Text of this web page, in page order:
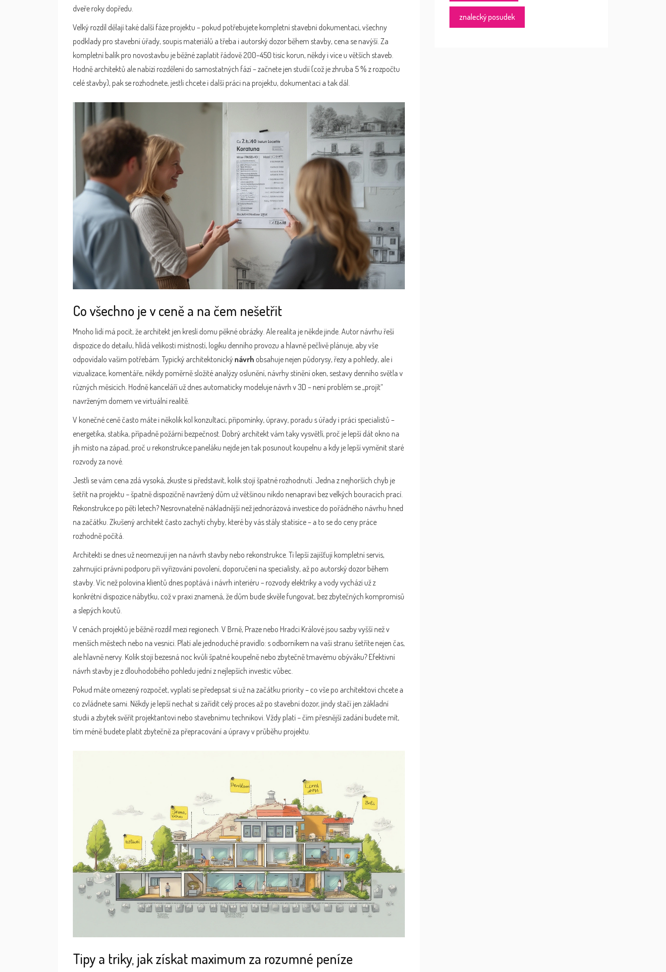
dveře roky dopředu.
Velký rozdíl dělají také další fáze projektu – pokud potřebujete kompletní stavební dokumentaci, všechny
podklady pro stavební úřady, soupis materiálů a třeba i autorský dozor během stavby, cena se navýší. Za
kompletní balík pro novostavbu je běžné zaplatit řádově 200–450 tisíc korun, někdy i více u větších staveb.
Hodně architektů ale nabízí rozdělení do samostatných fází – začnete jen studií (což je zhruba 5 % z rozpočtu
celé stavby), pak se rozhodnete, jestli chcete i další práci na projektu, dokumentaci a tak dál.
Co všechno je v ceně a na čem nešetřit
Mnoho lidí má pocit, že architekt jen kreslí domu pěkné obrázky. Ale realita je někde jinde. Autor návrhu řeší
dispozice do detailu, hlídá velikosti místností, logiku denního provozu a hlavně pečlivě plánuje, aby vše
odpovídalo vašim potřebám. Typický architektonický návrh obsahuje nejen půdorysy, řezy a pohledy, ale i
vizualizace, komentáře, někdy poměrně složité analýzy oslunění, návrhy stínění oken, sestavy denního světla v
různých měsících. Hodně kanceláří už dnes automaticky modeluje návrh v 3D – není problém se „projít“
navrženým domem ve virtuální realitě.
V konečné ceně často máte i několik kol konzultací, připomínky, úpravy, poradu s úřady i práci specialistů –
energetika, statika, případně požární bezpečnost. Dobrý architekt vám taky vysvětlí, proč je lepší dát okno na
jih místo na západ, proč u rekonstrukce paneláku nejde jen tak posunout koupelnu a kdy je lepší vyměnit staré
rozvody za nové.
Jestli se vám cena zdá vysoká, zkuste si představit, kolik stojí špatné rozhodnutí. Jedna z nejhorších chyb je
šetřit na projektu – špatně dispozičně navržený dům už většinou nikdo nenapraví bez velkých bouracích prací.
Rekonstrukce po pěti letech? Nesrovnatelně nákladnější než jednorázová investice do pořádného návrhu hned
na začátku. Zkušený architekt často zachytí chyby, které by vás stály statisíce – a to se do ceny práce
rozhodně počítá.
Architekti se dnes už neomezují jen na návrh stavby nebo rekonstrukce. Ti lepší zajišťují kompletní servis,
zahrnující právní podporu při vyřizování povolení, doporučení na specialisty, až po autorský dozor během
stavby. Víc než polovina klientů dnes poptává i návrh interiéru – rozvody elektriky a vody vychází už z
konkrétní dispozice nábytku, což v praxi znamená, že dům bude skvěle fungovat, bez zbytečných kompromisů
a slepých koutů.
V cenách projektů je běžně rozdíl mezi regionech. V Brně, Praze nebo Hradci Králové jsou sazby vyšší než v
menších městech nebo na vesnici. Platí ale jednoduché pravidlo: s odborníkem na vaši stranu šetříte nejen čas,
ale hlavně nervy. Kolik stojí bezesná noc kvůli špatné koupelně nebo zbytečně tmavému obýváku? Efektivní
návrh stavby je z dlouhodobého pohledu jední z nejlepších investic vůbec.
Pokud máte omezený rozpočet, vyplatí se předepsat si už na začátku priority – co vše po architektovi chcete a
co zvládnete sami. Někdy je lepší nechat si zařídit celý proces až po stavební dozor, jindy stačí jen základní
studii a zbytek svěřit projektantovi nebo stavebnímu technikovi. Vždy platí – čím přesnější zadání budete mít,
tím méně budete platit zbytečně za přepracování a úpravy v průběhu projektu.
Tipy a triky, jak získat maximum za rozumné peníze
znalecký posudek